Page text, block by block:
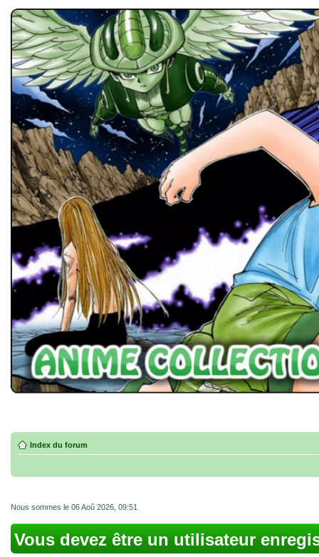
Index du forum
Nous sommes le 06 Aoû 2026, 09:51
Vous devez être un utilisateur